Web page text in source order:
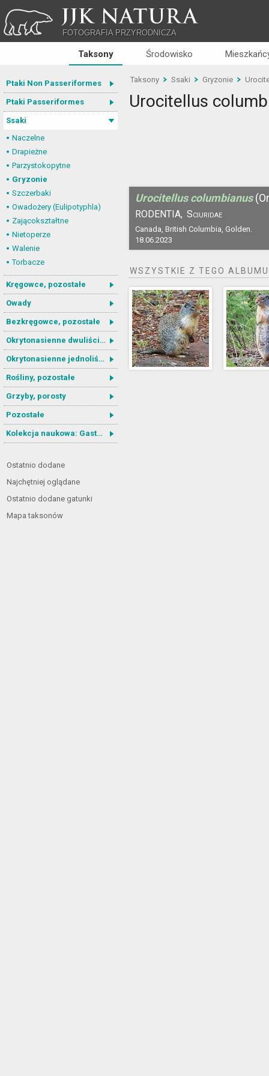
JJK NATURA
FOTOGRAFIA PRZYRODNICZA
Taksony Środowisko
Ptaki Non Passeriformes
Ptaki Passeriformes
Ssaki
Naczelne
Drapieżne
Parzystokopytne
Gryzonie
Szczerbaki
Owadożery (Eulipotyphla)
Zającokształtne
Nietoperze
Walenie
Torbacze
Kręgowce, pozostałe
Owady
Bezkręgowce, pozostałe
Okrytonasienne dwuliścienne
Okrytonasienne jednoliścienne
Rośliny, pozostałe
Grzyby, porosty
Pozostałe
Kolekcja naukowa: Gastrotricha
Ostatnio dodane
Najchętniej oglądane
Ostatnio dodane gatunki
Mapa taksonów
Taksony Ssaki Gryzonie
Urocitellus
Urocitellus columbianus
RODENTIA, Sciuridae
Canada, British Columbia, Golden.
18.06.2023
WSZYSTKIE Z TEGO ALBUMU